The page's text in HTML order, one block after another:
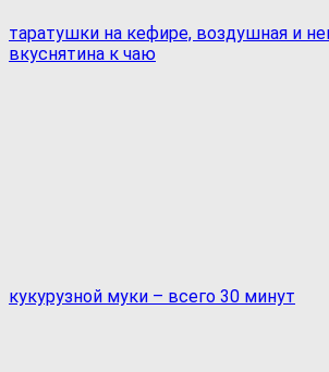
таратушки на кефире, воздушная и
вкуснятина к чаю
кукурузной муки – всего 30 минут